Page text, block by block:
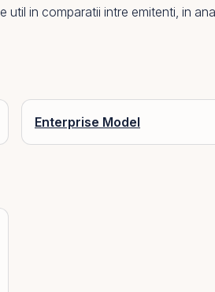
util in comparatii intre emitenti, in
Enterprise Model